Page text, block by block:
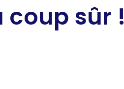
coup sûr !